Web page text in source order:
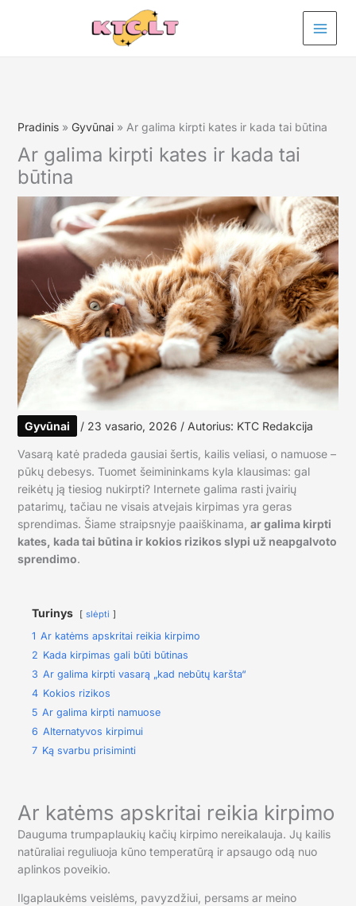
Pradinis Gyvūnai Ar galima kirpti kates ir kada tai būtina
Ar galima kirpti kates ir kada tai
būtina
Gyvūnai / 23 vasario, 2026 / Autorius: KTC Redakcija
Vasarą katė pradeda gausiai šertis, kailis veliasi, o namuose –
pūkų debesys. Tuomet šeimininkams kyla klausimas: gal
reikėtų ją tiesiog nukirpti? Internete galima rasti įvairių
patarimų, tačiau ne visais atvejais kirpimas yra geras
sprendimas. Šiame straipsnyje paaiškinama, ar galima kirpti
kates, kada tai būtina ir kokios rizikos slypi už neapgalvoto
sprendimo.
Turinys slėpti
1 Ar katėms apskritai reikia kirpimo
2 Kada kirpimas gali būti būtinas
3 Ar galima kirpti vasarą „kad nebūtų karšta“
4 Kokios rizikos
5 Ar galima kirpti namuose
6 Alternatyvos kirpimui
7 Ką svarbu prisiminti
Ar katėms apskritai reikia kirpimo
Dauguma trumpaplaukių kačių kirpimo nereikalauja. Jų kailis
natūraliai reguliuoja kūno temperatūrą ir apsaugo odą nuo
aplinkos poveikio.
Ilgaplaukėms veislėms, pavyzdžiui, persams ar meino